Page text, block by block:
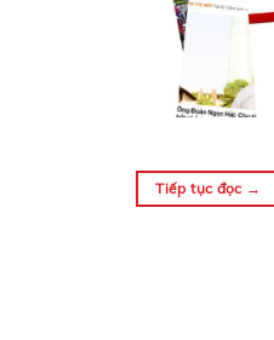
Tiếp tục đọc →